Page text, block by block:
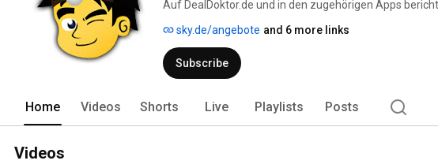
Auf DealDoktor.de und in den zugehörigen Apps
günstig sind. Mittlerweile sind wir zu einer sehr großen
die sich auch gegenseitig gerne rund ums Thema
das Beste: DealDoktor ist und bleibt natürlich komplett
sky.de/angebote and 6 more links
Subscribe
Home Videos Shorts Live Playlists Posts
Videos